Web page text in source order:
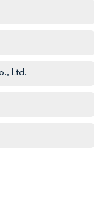
Ltd.